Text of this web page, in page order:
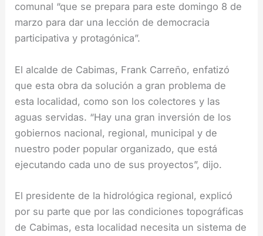
comunal “que se prepara para este domingo 8 de
marzo para dar una lección de democracia
participativa y protagónica”.
El alcalde de Cabimas, Frank Carreño, enfatizó
que esta obra da solución a gran problema de
esta localidad, como son los colectores y las
aguas servidas. “Hay una gran inversión de los
gobiernos nacional, regional, municipal y de
nuestro poder popular organizado, que está
ejecutando cada uno de sus proyectos”, dijo.
El presidente de la hidrológica regional, explicó
por su parte que por las condiciones topográficas
de Cabimas, esta localidad necesita un sistema de